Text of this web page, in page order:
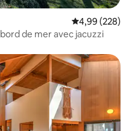
Évaluation
4,99 (228)
de mer avec jacuzzi